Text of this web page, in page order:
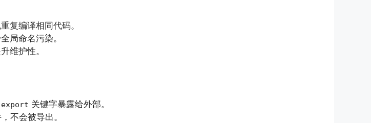
复编译相同代码。
局命名污染。
维护性。
export 关键字暴露给外部。
不会被导出。